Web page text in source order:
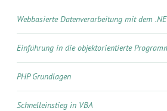
Webbasierte Datenverarbeitung mit dem
Einführung in die objektorientierte
PHP Grundlagen
Schnelleinstieg in VBA